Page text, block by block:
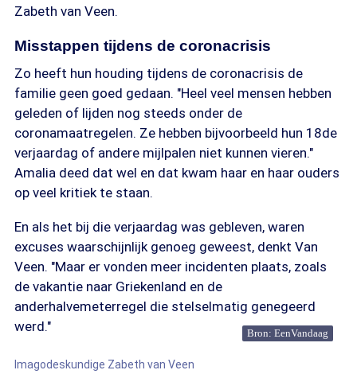
Zabeth van Veen.
Misstappen tijdens de coronacrisis
Zo heeft hun houding tijdens de coronacrisis de
familie geen goed gedaan. "Heel veel mensen hebben
geleden of lijden nog steeds onder de
coronamaatregelen. Ze hebben bijvoorbeeld hun 18de
verjaardag of andere mijlpalen niet kunnen vieren."
Amalia deed dat wel en dat kwam haar en haar ouders
op veel kritiek te staan.
En als het bij die verjaardag was gebleven, waren
excuses waarschijnlijk genoeg geweest, denkt Van
Veen. "Maar er vonden meer incidenten plaats, zoals
de vakantie naar Griekenland en de
anderhalvemeterregel die stelselmatig genegeerd
werd."
Bron: EenVandaag
Imagodeskundige Zabeth van Veen